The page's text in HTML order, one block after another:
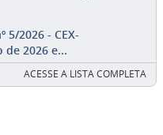
2026 - CEX-
de 2026 e...
ACESSE A LISTA COMPLETA